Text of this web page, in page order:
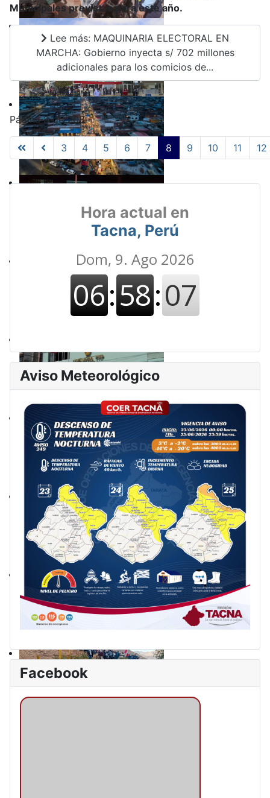
Municipales previstas para este año.
Lee más: MAQUINARIA ELECTORAL EN
MARCHA: Gobierno inyecta s/ 702 millones
adicionales para los comicios de...
Página 8 de 208
3 4 5 6 7 8 9 10 11 12
Hora actual en
Tacna, Perú
Aviso Meteorológico
Facebook